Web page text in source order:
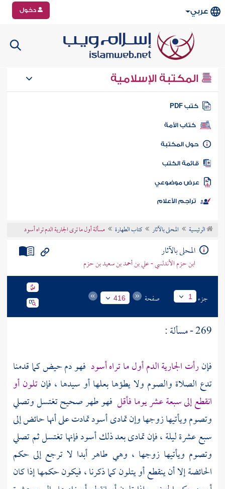
عربي دخول
المكتبة الإسلامية
كتب PDF
كتاب الأمة
المكتبة
الكتب
موضوعي
تراجم الأعلام
الرئيسية المحلى بالآثار كتاب الطهارة مسألة أول ما ترى الجارية الدم تراه أسود
المحلى بالآثار
ابن حزم الأندلسي - علي بن أحمد بن سعيد بن حزم
جزء 1 صفحة 416
269 - مسألة :
فإنرأت الجارية الدم أول ما تراه أسود فهو دم حيض كما قدمنا
تدع الصلاة والصوم ولا يطؤها بعلها أو سيدها ، فإنتلون أو
انقطع إلى سبعة عشر يوما فأقل فهو طهر صحيح تغتسل وتصلي
وتصوم ويأتيها زوجها وإن تمادى أسود تمادت على أنها حائض إلى
سبع عشرة ليلة ، فإن تمادى بعد ذلك أسود فإنها تغتسل ثم تصلي
وتصوم ويأتيها زوجها ، وهي طاهر أبدا لا ترجع إلى حكم
الحائضة إلا أن ينقطع أو يتلون كما ذكرنا ، فيكون حكمها إذا كان